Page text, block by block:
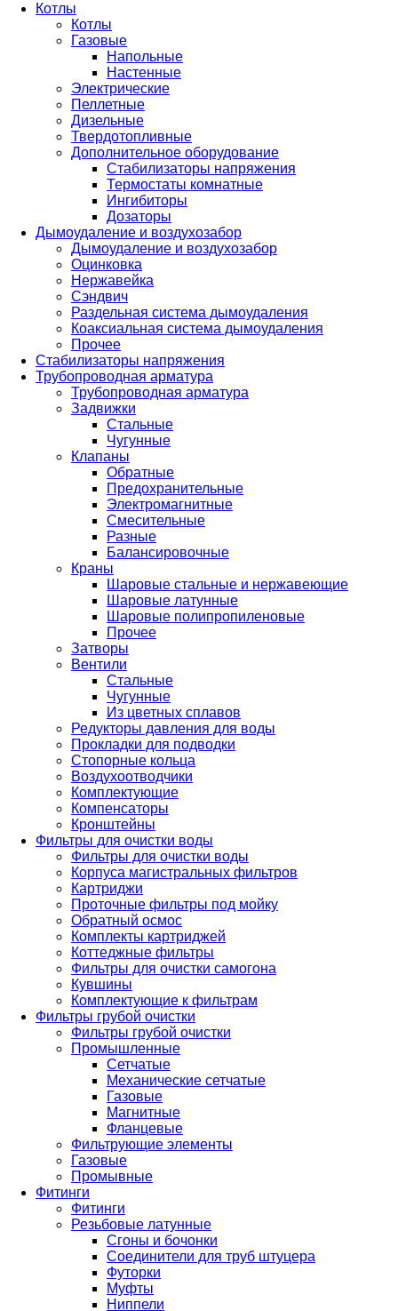
Котлы
Котлы
Газовые
Напольные
Настенные
Электрические
Пеллетные
Дизельные
Твердотопливные
Дополнительное оборудование
Стабилизаторы напряжения
Термостаты комнатные
Ингибиторы
Дозаторы
Дымоудаление и воздухозабор
Дымоудаление и воздухозабор
Оцинковка
Нержавейка
Сэндвич
Раздельная система дымоудаления
Коаксиальная система дымоудаления
Прочее
Стабилизаторы напряжения
Трубопроводная арматура
Трубопроводная арматура
Задвижки
Стальные
Чугунные
Клапаны
Обратные
Предохранительные
Электромагнитные
Смесительные
Разные
Балансировочные
Краны
Шаровые стальные и нержавеющие
Шаровые латунные
Шаровые полипропиленовые
Прочее
Затворы
Вентили
Стальные
Чугунные
Из цветных сплавов
Редукторы давления для воды
Прокладки для подводки
Стопорные кольца
Воздухоотводчики
Комплектующие
Компенсаторы
Кронштейны
Фильтры для очистки воды
Фильтры для очистки воды
Корпуса магистральных фильтров
Картриджи
Проточные фильтры под мойку
Обратный осмос
Комплекты картриджей
Коттеджные фильтры
Фильтры для очистки самогона
Кувшины
Комплектующие к фильтрам
Фильтры грубой очистки
Фильтры грубой очистки
Промышленные
Сетчатые
Механические сетчатые
Газовые
Магнитные
Фланцевые
Фильтрующие элементы
Газовые
Промывные
Фитинги
Фитинги
Резьбовые латунные
Сгоны и бочонки
Соединители для труб штуцера
Футорки
Муфты
Ниппели